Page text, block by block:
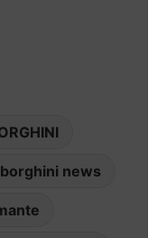
news